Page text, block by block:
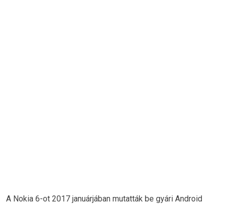
A Nokia 6-ot 2017 januárjában mutatták be gyári Android